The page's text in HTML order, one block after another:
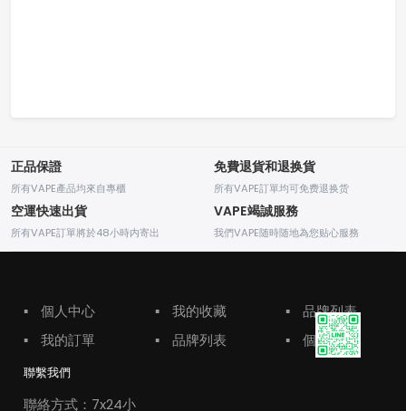
正品保證
所有VAPE產品均來自專櫃
免費退貨和退换貨
所有VAPE訂單均可免费退换货
空運快速出貨
所有VAPE訂單將於48小時内寄出
VAPE竭誠服務
我們VAPE随時随地為您贴心服務
▪
個人中心
▪
我的訂單
▪
我的收藏
▪
品牌列表
▪
品牌列表
▪
個人中心
聯繫我們
聯絡方式：7x24小